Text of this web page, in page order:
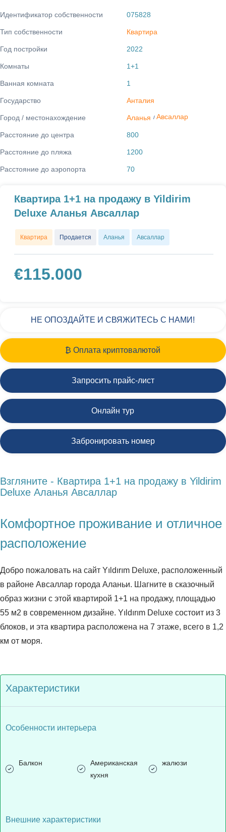
Идентификатор собственности 075828
Тип собственности Квартира
Год постройки 2022
Комнаты 1+1
Ванная комната 1
Государство Анталия
Город / местонахождение Аланья /Авсаллар
Расстояние до центра 800
Расстояние до пляжа 1200
Расстояние до аэропорта 70
Квартира 1+1 на продажу в Yildirim
Deluxe Аланья Авсаллар
Квартира Продается Аланья Авсаллар
€115.000
НЕ ОПОЗДАЙТЕ И СВЯЖИТЕСЬ С НАМИ!
₿ Оплата криптовалютой
Запросить прайс-лист
Онлайн тур
Забронировать номер
Взгляните - Квартира 1+1 на продажу в Yildirim
Deluxe Аланья Авсаллар
Комфортное проживание и отличное
расположение
Добро пожаловать на сайт Yıldırım Deluxe, расположенный
в районе Авсаллар города Аланьи. Шагните в сказочный
образ жизни с этой квартирой 1+1 на продажу, площадью
55 м2 в современном дизайне. Yıldırım Deluxe состоит из 3
блоков, и эта квартира расположена на 7 этаже, всего в 1,2
км от моря.
Характеристики
Особенности интерьера
Балкон
Американская
кухня
жалюзи
Внешние характеристики